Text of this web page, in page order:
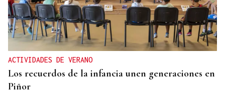
ACTIVIDADES DE VERANO
Los recuerdos de la infancia unen generaciones en
Piñor